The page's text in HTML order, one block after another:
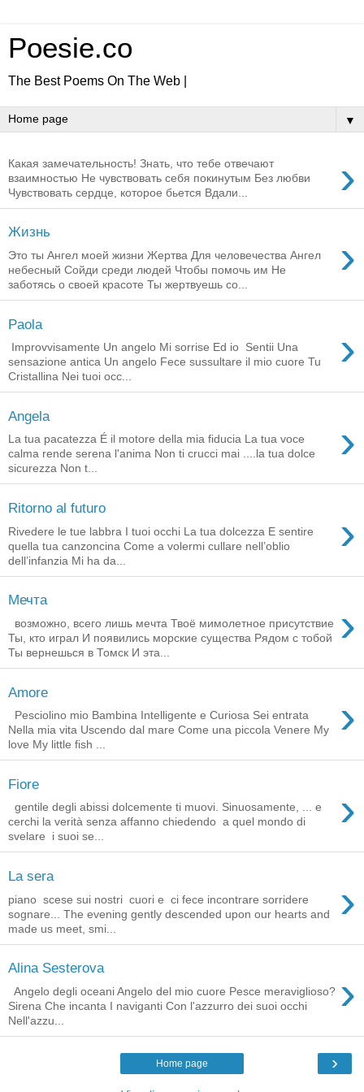
Poesie.co
The Best Poems On The Web |
▼
›
Какая замечательность! Знать, что тебе отвечают
взаимностью Не чувствовать себя покинутым Без любви
Чувствовать сердце, которое бьется Вдали...
Жизнь ›
Это ты Ангел моей жизни Жертва Для человечества Ангел
небесный Сойди среди людей Чтобы помочь им Не
заботясь о своей красоте Ты жертвуешь со...
Paola ›
Improvvisamente Un angelo Mi sorrise Ed io Sentii Una
sensazione antica Un angelo Fece sussultare il mio cuore Tu
Cristallina Nei tuoi occ...
Angela ›
La tua pacatezza É il motore della mia fiducia La tua voce
calma rende serena l'anima Non ti crucci mai ....la tua dolce
sicurezza Non t...
Ritorno al futuro ›
Rivedere le tue labbra I tuoi occhi La tua dolcezza E sentire
quella tua canzoncina Come a volermi cullare nell’oblio
dell’infanzia Mi ha da...
Мечта ›
возможно, всего лишь мечта Твоё мимолетное присутствие
Ты, кто играл И появились морские существа Рядом с тобой
Ты вернешься в Томск И эта...
Amore ›
Pesciolino mio Bambina Intelligente e Curiosa Sei entrata
Nella mia vita Uscendo dal mare Come una piccola Venere My
love My little fish ...
Fiore ›
gentile degli abissi dolcemente ti muovi. Sinuosamente, ... e
cerchi la verità senza affanno chiedendo a quel mondo di
svelare i suoi se...
La sera ›
piano scese sui nostri cuori e ci fece incontrare sorridere
sognare... The evening gently descended upon our hearts and
made us meet, smi...
Alina Sesterova ›
Angelo degli oceani Angelo del mio cuore Pesce meraviglioso?
Sirena Che incanta I naviganti Con l'azzurro dei suoi occhi
Nell'azzu...
›
Home page